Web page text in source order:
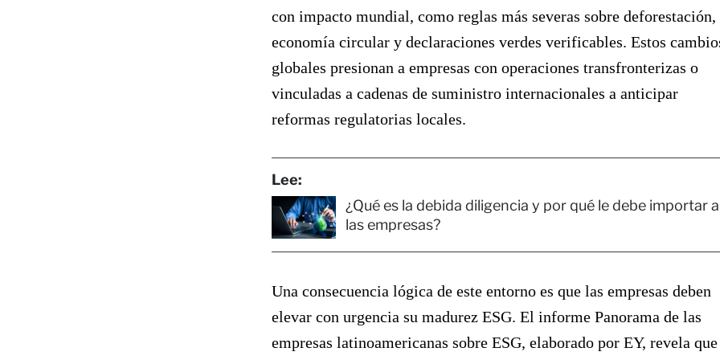
con impacto mundial, como reglas más severas sobre deforestación,
economía circular y declaraciones verdes verificables. Estos
globales presionan a empresas con operaciones transfronterizas o
vinculadas a cadenas de suministro internacionales a anticipar
reformas regulatorias locales.
Lee:
¿Qué es la debida diligencia y por qué le debe importar a
las empresas?
Una consecuencia lógica de este entorno es que las empresas deben
elevar con urgencia su madurez ESG. El informe Panorama de las
empresas latinoamericanas sobre ESG, elaborado por EY, revela que